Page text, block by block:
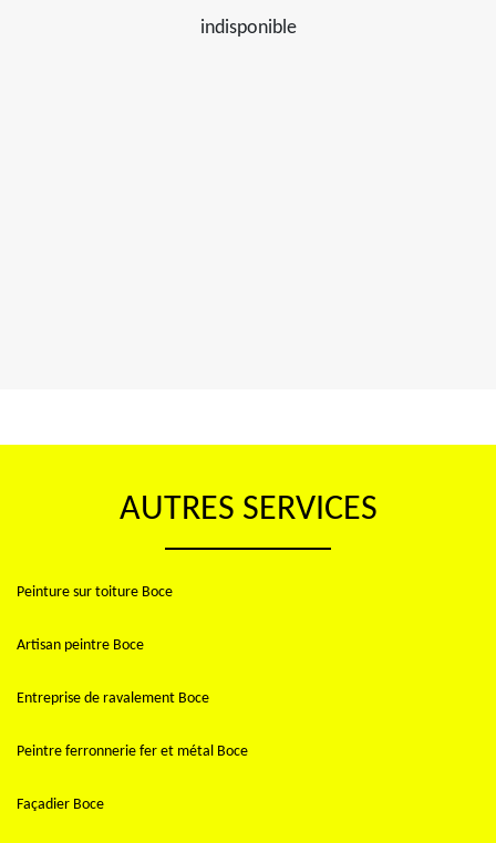
indisponible
AUTRES SERVICES
Peinture sur toiture Boce
Artisan peintre Boce
Entreprise de ravalement Boce
Peintre ferronnerie fer et métal Boce
Façadier Boce